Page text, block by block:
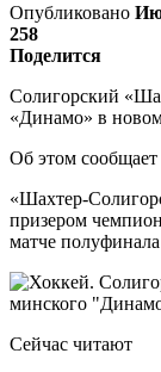
Опубликовано
258
Поделится
Солигорский
«Динамо» в
Об этом сообщает
«Шахтер-
призером
матче
Сейчас читают